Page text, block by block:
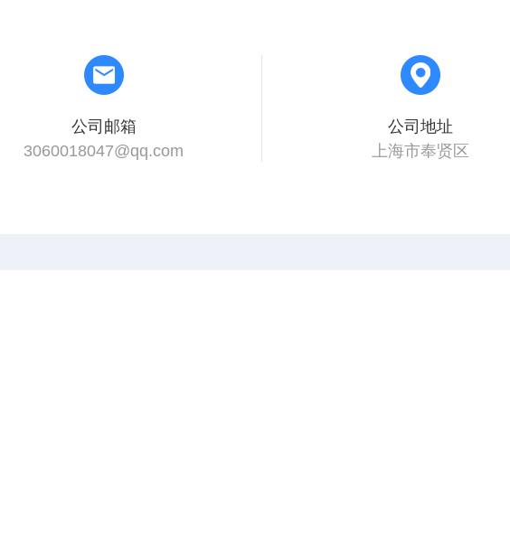
公司邮箱
3060018047@qq.com
公司地址
上海市奉贤区